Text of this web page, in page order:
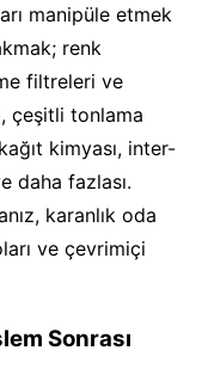
manipüle etmek
renk
filtreleri ve
çeşitli tonlama
kimyası, inter-
daha fazlası.
karanlık oda
ve çevrimiçi
Sonrası